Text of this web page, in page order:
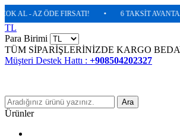
AL - AZ ÖDE FIRSATI! 6 TAKSİT AVANTAJI!
TL
Para Birimi
TÜM SİPARİŞLERİNİZDE KARGO
Müşteri Destek Hattı : +908504202327
Ara
Ürünler